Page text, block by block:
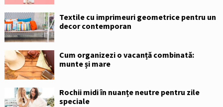
Textile cu imprimeuri geometrice pentru un
decor contemporan
Cum organizezi o vacanță combinată:
munte și mare
Rochii midi în nuanțe neutre pentru zile
speciale